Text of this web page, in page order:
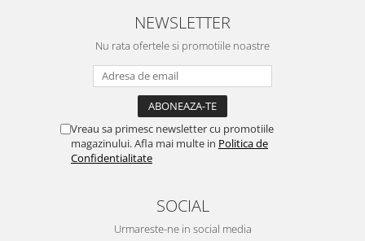
NEWSLETTER
Nu rata ofertele si promotiile noastre
Vreau sa primesc newsletter cu promotiile
magazinului. Afla mai multe in Politica de
Confidentialitate
SOCIAL
Urmareste-ne in social media